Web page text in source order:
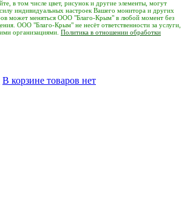
в том числе цвет, рисунок и другие элементы, могут
индивидуальных настроек Вашего монитора и других
может меняться ООО "Благо-Крым" в любой момент без
ООО "Благо-Крым" не несёт ответственности за услуги,
организациями. Политика в отношении обработки
В корзине товаров нет